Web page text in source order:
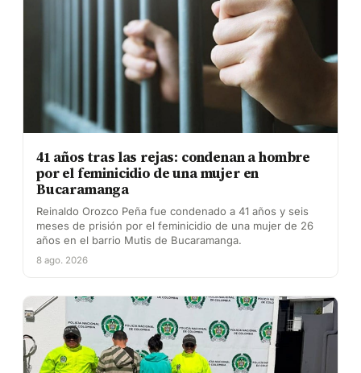
41 años tras las rejas: condenan a hombre
por el feminicidio de una mujer en
Bucaramanga
Reinaldo Orozco Peña fue condenado a 41 años y seis
meses de prisión por el feminicidio de una mujer de 26
años en el barrio Mutis de Bucaramanga.
8 ago. 2026